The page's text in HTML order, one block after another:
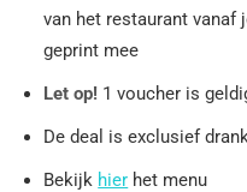
van het restaurant vanaf
geprint mee
Let op! 1 voucher is
De deal is exclusief
Bekijk hier het menu